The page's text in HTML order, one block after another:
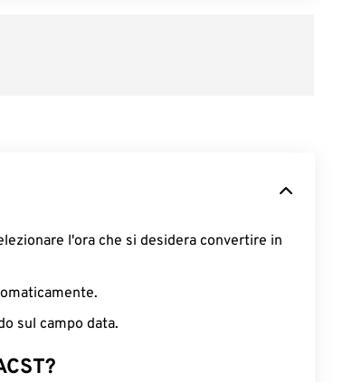
l'ora che si desidera convertire in
sul campo data.